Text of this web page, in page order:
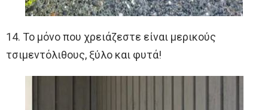
14. Το μόνο που χρειάζεστε είναι μερικούς
τσιμεντόλιθους, ξύλο και φυτά!